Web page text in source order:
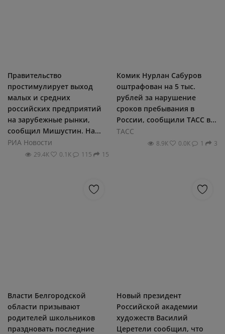
Правительство
простимулирует выход
малых и средних
российских предприятий
на зарубежные рынки,
сообщил Мишустин. На...
РИА Новости
29.4К 0.1К 115 15
Комик Нурлан Сабуров
оштрафован на 5 тыс.
рублей за нарушение
сроков пребывания в
России, сообщили ТАСС в...
ТАСС
8.9К 0.0К 1 3
Власти Белгородской
области призывают
родителей школьников
праздновать последние
Новый президент
Российской академии
художеств Василий
Церетели сообщил, что